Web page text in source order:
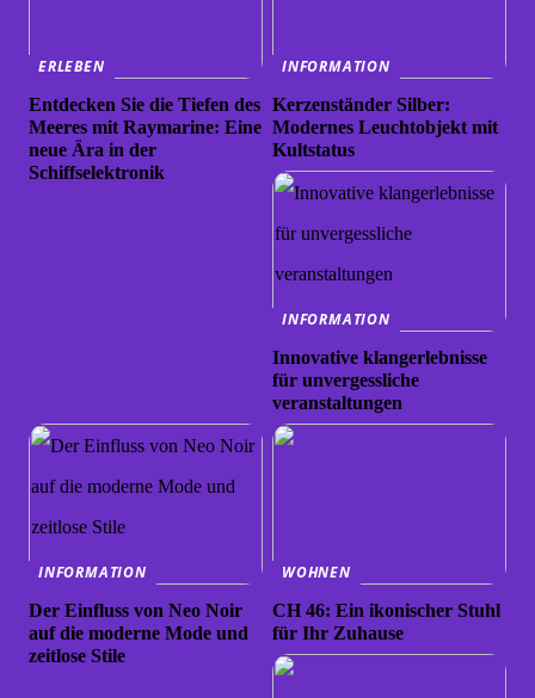
ERLEBEN
Entdecken Sie die Tiefen des
Meeres mit Raymarine: Eine
neue Ära in der
Schiffselektronik
INFORMATION
Kerzenständer Silber:
Modernes Leuchtobjekt mit
Kultstatus
INFORMATION
Innovative klangerlebnisse
für unvergessliche
veranstaltungen
INFORMATION
Der Einfluss von Neo Noir
auf die moderne Mode und
zeitlose Stile
WOHNEN
CH 46: Ein ikonischer Stuhl
für Ihr Zuhause